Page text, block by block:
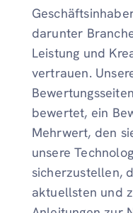
darunter
Leistung und
vertrauen.
bewertet, ein
Mehrwert, den
unsere
sicherzustellen,
aktuellsten und